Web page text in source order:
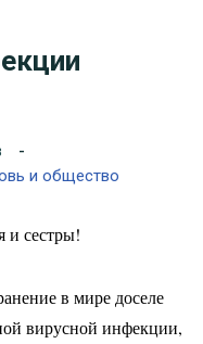
и общество
и сестры!
в мире доселе
вирусной инфекции,